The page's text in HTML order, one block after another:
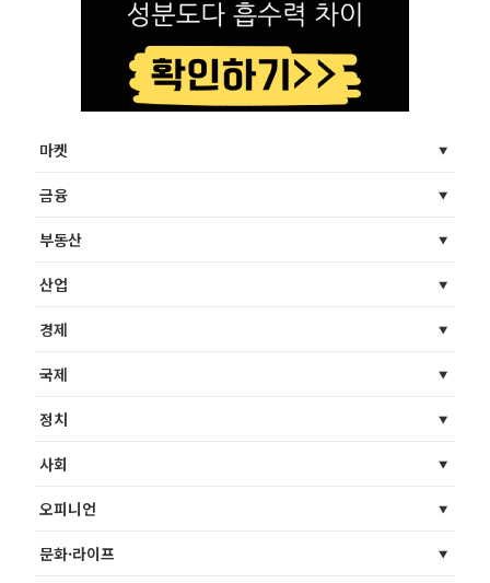
마켓
금융
부동산
산업
경제
국제
정치
사회
오피니언
문화·라이프